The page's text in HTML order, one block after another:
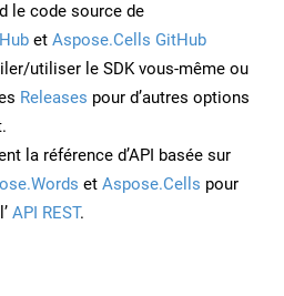
le code source de
et Aspose.Cells GitHub
utiliser le SDK vous-même ou
Releases pour d’autres options
la référence d’API basée sur
et Aspose.Cells pour
API REST.